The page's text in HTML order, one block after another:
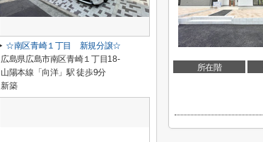
所在階
☆南区青崎１丁目 新規分譲☆
広島県広島市南区青崎１丁目18-
山陽本線「向洋」駅 徒歩9分
新築